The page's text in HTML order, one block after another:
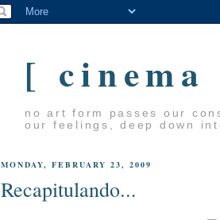
[
no art form passes our
our feelings, deep down
MONDAY, FEBRUARY 23, 2009
Recapitulando...